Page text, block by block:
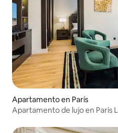
Apartamento en París
Apartamento de lujo en París